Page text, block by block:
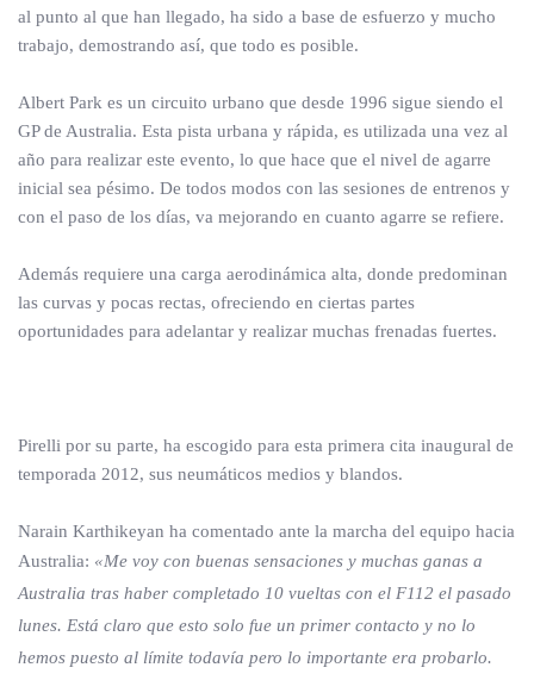
al punto al que han llegado, ha sido a base de esfuerzo y mucho
trabajo, demostrando así, que todo es posible.
Albert Park es un circuito urbano que desde 1996 sigue siendo el
GP de Australia. Esta pista urbana y rápida, es utilizada una vez al
año para realizar este evento, lo que hace que el nivel de agarre
inicial sea pésimo. De todos modos con las sesiones de entrenos y
con el paso de los días, va mejorando en cuanto agarre se refiere.
Además requiere una carga aerodinámica alta, donde predominan
las curvas y pocas rectas, ofreciendo en ciertas partes
oportunidades para adelantar y realizar muchas frenadas fuertes.
Pirelli por su parte, ha escogido para esta primera cita inaugural de
temporada 2012, sus neumáticos medios y blandos.
Narain Karthikeyan ha comentado ante la marcha del equipo hacia
Australia: «Me voy con buenas sensaciones y muchas ganas a
Australia tras haber completado 10 vueltas con el F112 el pasado
lunes. Está claro que esto solo fue un primer contacto y no lo
hemos puesto al límite todavía pero lo importante era probarlo.